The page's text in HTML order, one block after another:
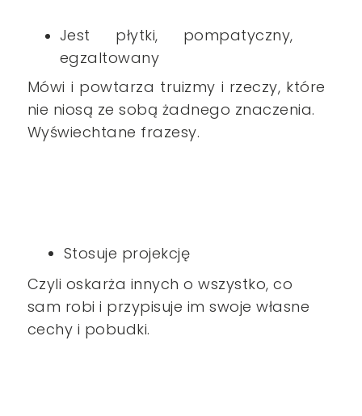
Jest płytki, pompatyczny,
egzaltowany
Mówi i powtarza truizmy i rzeczy, które
nie niosą ze sobą żadnego znaczenia.
Wyświechtane frazesy.
Stosuje projekcję
Czyli oskarża innych o wszystko, co
sam robi i przypisuje im swoje własne
cechy i pobudki.